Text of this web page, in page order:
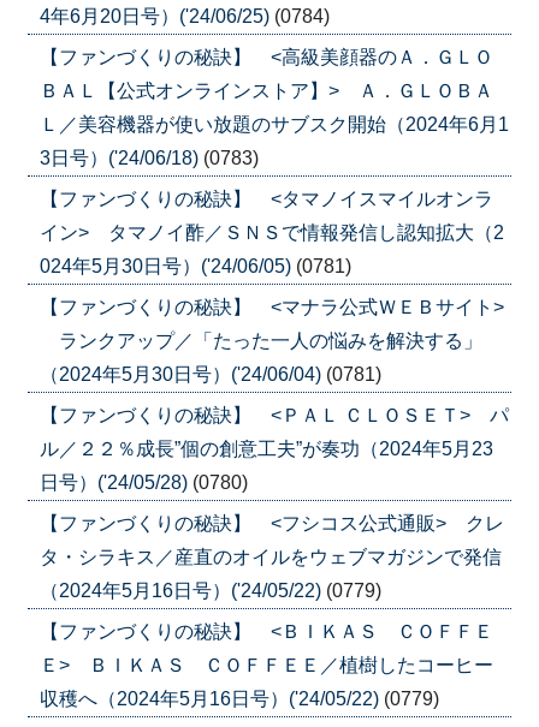
4年6月20日号）('24/06/25) (0784)
【ファンづくりの秘訣】 <高級美顔器のＡ．ＧＬＯ
ＢＡＬ【公式オンラインストア】> Ａ．ＧＬＯＢＡ
Ｌ／美容機器が使い放題のサブスク開始（2024年6月1
3日号）('24/06/18) (0783)
【ファンづくりの秘訣】 <タマノイスマイルオンラ
イン> タマノイ酢／ＳＮＳで情報発信し認知拡大（2
024年5月30日号）('24/06/05) (0781)
【ファンづくりの秘訣】 <マナラ公式ＷＥＢサイト>
ランクアップ／「たった一人の悩みを解決する」
（2024年5月30日号）('24/06/04) (0781)
【ファンづくりの秘訣】 <ＰＡＬ ＣＬＯＳＥＴ> パ
ル／２２％成長”個の創意工夫”が奏功（2024年5月23
日号）('24/05/28) (0780)
【ファンづくりの秘訣】 <フシコス公式通販> クレ
タ・シラキス／産直のオイルをウェブマガジンで発信
（2024年5月16日号）('24/05/22) (0779)
【ファンづくりの秘訣】 <ＢＩＫＡＳ ＣＯＦＦＥ
Ｅ> ＢＩＫＡＳ ＣＯＦＦＥＥ／植樹したコーヒー
収穫へ（2024年5月16日号）('24/05/22) (0779)